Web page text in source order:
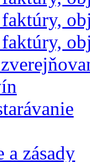
a zásady